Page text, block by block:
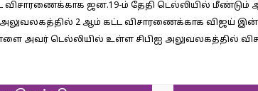
ஜன.19-ம் தேதி டெல்லியில் மீண்​டும்
அலுவலகத்தில் 2 ஆம் கட்ட விசாரணைக்காக விஜய்
நாளை அவர் டெல்லியில் உள்ள சிபிஐ அலுவலகத்தில்